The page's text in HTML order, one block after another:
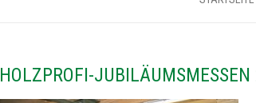
HOLZPROFI-